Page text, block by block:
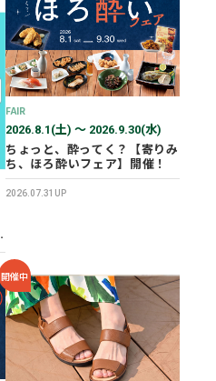
2026年02月
2025年12月
2025年11月
2025年10月
FAIR
2026.8.1(土) 〜 2026.9.30(水)
ちょっと、酔ってく？【寄りみ
ち、ほろ酔いフェア】開催！
2026.07.31UP
開催中